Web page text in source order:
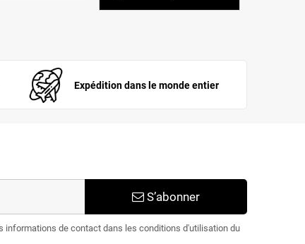
Expédition dans le monde entier
S’abonner
informations de contact dans les conditions d'utilisation du